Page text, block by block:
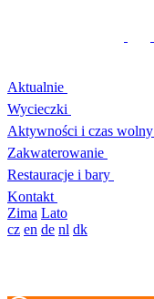
Aktualnie
Wycieczki
Aktywności i czas wolny
Zakwaterowanie
Restauracje i bary
Kontakt
Zima Lato
cz en de nl dk